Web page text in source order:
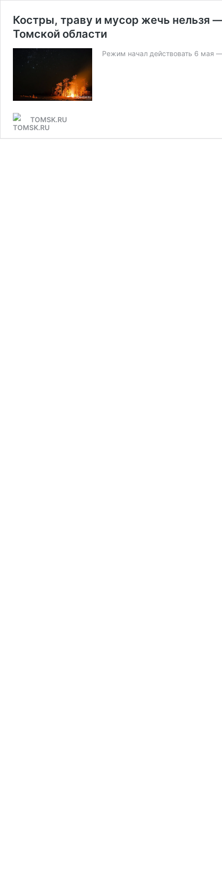
Костры, траву и мусор жечь нельзя
Томской области
Режим начал действовать 6 мая
TOMSK.RU